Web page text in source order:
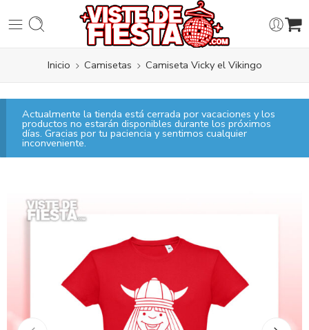
Inicio Camisetas Camiseta Vicky el Vikingo
Actualmente la tienda está cerrada por vacaciones y los
productos no estarán disponibles durante los próximos
días. Gracias por tu paciencia y sentimos cualquier
inconveniente.